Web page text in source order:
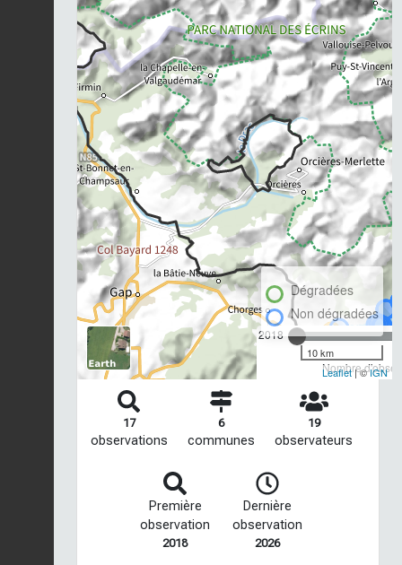
2018
Nombre
Dégradées
Non dégradées
10 km
Leaflet| ©IGN
17
observations
6
communes
19
observateurs
Première
observation
2018
Dernière
observation
2026